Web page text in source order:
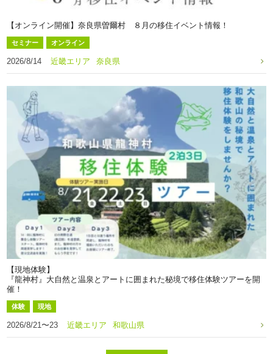
【オンライン開催】奈良県曽爾村 ８月の移住イベント情報！
セミナー オンライン
2026/8/14 近畿エリア 奈良県
【現地体験】
『龍神村』大自然と温泉とアートに囲まれた秘境で移住体験ツアーを開
催！
体験 現地
2026/8/21〜23 近畿エリア 和歌山県